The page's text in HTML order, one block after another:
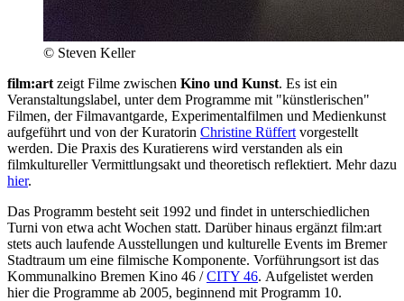
© Steven Keller
film:art zeigt Filme zwischen Kino und Kunst. Es ist ein
Veranstaltungslabel, unter dem Programme mit "künstlerischen"
Filmen, der Filmavantgarde, Experimentalfilmen und Medienkunst
aufgeführt und von der Kuratorin Christine Rüffert vorgestellt
werden. Die Praxis des Kuratierens wird verstanden als ein
filmkultureller Vermittlungsakt und theoretisch reflektiert. Mehr dazu
hier.
Das Programm besteht seit 1992 und findet in unterschiedlichen
Turni von etwa acht Wochen statt. Darüber hinaus ergänzt film:art
stets auch laufende Ausstellungen und kulturelle Events im Bremer
Stadtraum um eine filmische Komponente. Vorführungsort ist das
Kommunalkino Bremen Kino 46 /CITY 46. Aufgelistet werden
hier die Programme ab 2005, beginnend mit Programm 10.